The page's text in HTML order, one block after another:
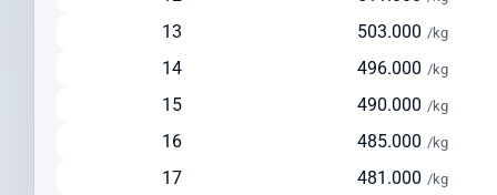
Ideal untuk pengiriman reguler dengan biaya lebih terjangkau
Pilihan ekonomis untuk pengiriman dalam jumlah besar
Cocok untuk barang berat di atas 150 kg
13 503.000 /kg
14 496.000 /kg
15 490.000 /kg
16 485.000 /kg
17 481.000 /kg